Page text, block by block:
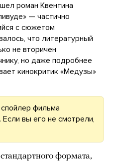
роман Квентина
— частично
с сюжетом
что литературный
не вторичен
но даже подробнее
кинокритик «Медузы»
фильма
вы его не смотрели,
формата,